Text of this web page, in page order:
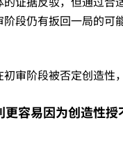
段仍有扳回一局的
审阶段被否定创造性
容易因为创造性授